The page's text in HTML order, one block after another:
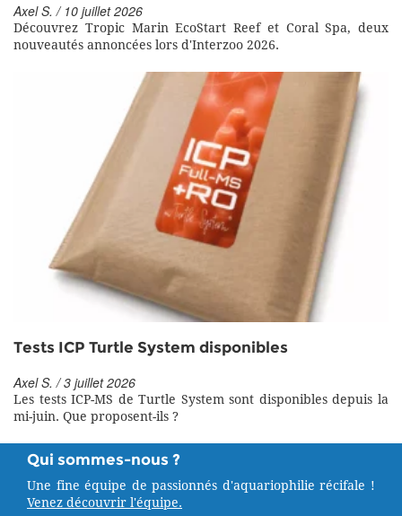
Axel S. / 10 juillet 2026
Découvrez Tropic Marin EcoStart Reef et Coral Spa, deux
nouveautés annoncées lors d'Interzoo 2026.
Tests ICP Turtle System disponibles
Axel S. / 3 juillet 2026
Les tests ICP-MS de Turtle System sont disponibles depuis la
mi-juin. Que proposent-ils ?
Qui sommes-nous ?
Une fine équipe de passionnés d'aquariophilie récifale !
Venez découvrir l'équipe.